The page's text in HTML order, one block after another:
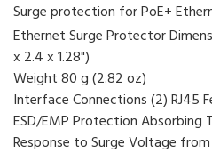
Surge protection for PoE+
Ethernet Surge Protector
x 2.4 x 1.28")
Weight 80 g (2.82 oz)
Interface Connections (2) RJ45
ESD/EMP Protection Absorbing
Response to Surge Voltage